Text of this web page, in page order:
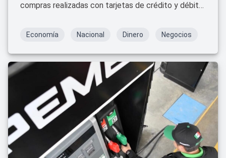
compras realizadas con tarjetas de crédito y débito,
evasión de impuestos en México.
Economía Nacional Dinero Negocios